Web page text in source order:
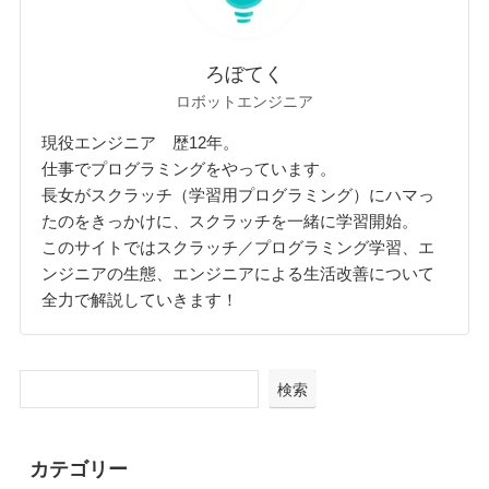
ろぼてく
ロボットエンジニア
現役エンジニア 歴12年。
仕事でプログラミングをやっています。
長女がスクラッチ（学習用プログラミング）にハマっ
たのをきっかけに、スクラッチを一緒に学習開始。
このサイトではスクラッチ／プログラミング学習、エ
ンジニアの生態、エンジニアによる生活改善について
全力で解説していきます！
検索
カテゴリー